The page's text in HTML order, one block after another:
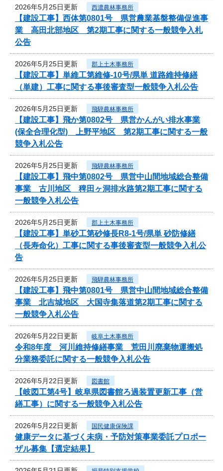
2026年5月25日更新 西濃農林事務所
【建設工事】西体第0801号 県営農業基盤整備促進事
業 高田北部地区 第2期工事に関する一般競争入札
公告
2026年5月25日更新 郡上土木事務所
【建設工事】単維工第維修-10号/県単 道路維持修繕
（単建）工事に関する事後審査型一般競争入札公告
2026年5月25日更新 飛騨農林事務所
【建設工事】飛か第0802号 県営かんがい排水事業
(保全合理化型) 上野平地区 第2期工事に関する一般
競争入札公告
2026年5月25日更新 飛騨農林事務所
【建設工事】飛中第0802号 県営中山間地域総合整備
事業 古川地区 稗田ヶ洞排水路第2期工事に関する
一般競争入札公告
2026年5月25日更新 郡上土木事務所
【建設工事】単砂工第砂修長R8-1号/県単 砂防修繕
（長寿命化）工事に関する事後審査型一般競争入札公
告
2026年5月25日更新 飛騨農林事務所
【建設工事】飛中第0801号 県営中山間地域総合整備
事業 北吉城地区 大国寺集落道第2期工事に関する
一般競争入札公告
2026年5月22日更新 岐阜土木事務所
令和8年度 河川維持修繕事業 荒田川廃棄物運搬処
分業務委託に関する一般競争入札公告
2026年5月22日更新 図書館
【岐図工第4号】岐阜県図書館ろ過装置更新工事（営
繕工事）に関する一般競争入札公告
2026年5月22日更新 国民健康保険課
健康データに基づく未病・予防対策事業委託プロポー
ザル募集【選定結果】